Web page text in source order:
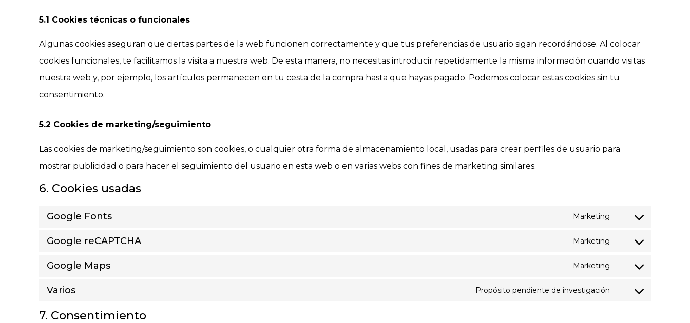
5.1 Cookies técnicas o funcionales
Algunas cookies aseguran que ciertas partes de la web funcionen correctamente y que tus preferencias de usuario sigan recordándose. Al colocar
cookies funcionales, te facilitamos la visita a nuestra web. De esta manera, no necesitas introducir repetidamente la misma información cuando visitas
nuestra web y, por ejemplo, los artículos permanecen en tu cesta de la compra hasta que hayas pagado. Podemos colocar estas cookies sin tu
consentimiento.
5.2 Cookies de marketing/seguimiento
Las cookies de marketing/seguimiento son cookies, o cualquier otra forma de almacenamiento local, usadas para crear perfiles de usuario para
mostrar publicidad o para hacer el seguimiento del usuario en esta web o en varias webs con fines de marketing similares.
6. Cookies usadas
Google Fonts Marketing
Google reCAPTCHA Marketing
Google Maps Marketing
Varios Propósito pendiente de investigación
7. Consentimiento